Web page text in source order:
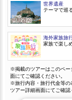
世界遺産
テーマで巡
海外家族旅
家族で楽し
※掲載のツアーはこのペー
面にてご確認ください。
※旅行内容・旅行代金等の
ツアー詳細画面にてご確認